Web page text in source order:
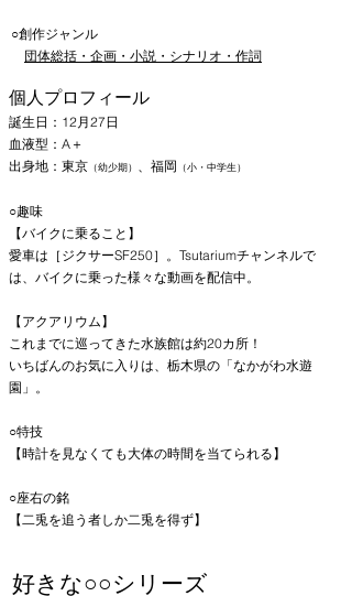
○創作ジャンル
団体総括・企画・小説・シナリオ・作詞
​個人プロフィール
​誕生日：12月27日
血液型：A＋
出身地：東京 （幼少期） 、福岡​ （小・中学生）
○趣味
【バイクに乗ること】
愛車は［ジクサーSF250］。Tsutariumチャンネルで
は、バイクに乗った様々な動画を配信中。
【アクアリウム】
これまでに巡ってきた水族館は約20カ所！
​いちばんのお気に入りは、栃木県の「なかがわ水遊
園」。
○特技
【時計を見なくても大体の時間を当てられる】
○座右の銘​
【二兎を追う者しか二兎を得ず】
好きな○○シリーズ